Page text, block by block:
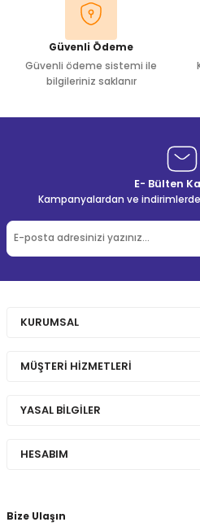
Güvenli Ödeme
Güvenli ödeme sistemi ile
bilgileriniz saklanır
E- Bülten
Kampanyalardan ve
Bize Ulaşın
KURUMSAL
MÜŞTERİ HİZMETLERİ
YASAL BİLGİLER
HESABIM